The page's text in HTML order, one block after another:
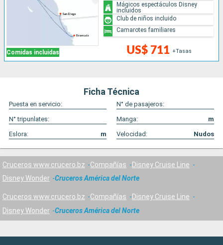
Comidas incluidas US$ 711 +Tasas
Mágicos espectáculos Disney
incluidos
Club de niños incluido
Camarotes familiares
Ficha Técnica
Puesta en servicio:
N° de pasajeros:
N° tripunlates:
Manga:
m
Eslora:
m Velocidad: Nudos
Cruceros www.crucero.bz Compañías
Disney Cruise Line
Disney Wonder
Cruceros América del Norte
Cruceros www.crucero.bz Compañías
Disney Cruise Line
Disney Wonder
Cruceros América del Norte